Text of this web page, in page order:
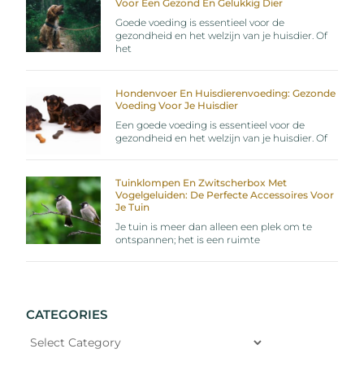
Voor Een Gezond En Gelukkig Dier
Goede voeding is essentieel voor de
gezondheid en het welzijn van je huisdier. Of
het
Hondenvoer En Huisdierenvoeding: Gezonde
Voeding Voor Je Huisdier
Een goede voeding is essentieel voor de
gezondheid en het welzijn van je huisdier. Of
Tuinklompen En Zwitscherbox Met
Vogelgeluiden: De Perfecte Accessoires Voor
Je Tuin
Je tuin is meer dan alleen een plek om te
ontspannen; het is een ruimte
CATEGORIES